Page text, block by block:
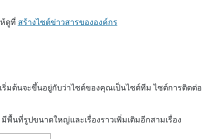
ดูที่ สร้างไซต์ข่าวสารขององค์กร
ริ่มต้นจะขึ้นอยู่กับว่าไซต์ของคุณเป็นไซต์ทีม ไซต์การติดต่อ
พื้นที่รูปขนาดใหญ่และเรื่องราวเพิ่มเติมอีกสามเรื่อง